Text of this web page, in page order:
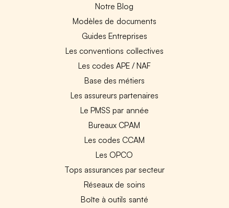
Notre Blog
Modèles de documents
Guides Entreprises
Les conventions collectives
Les codes APE / NAF
Base des métiers
Les assureurs partenaires
Le PMSS par année
Bureaux CPAM
Les codes CCAM
Les OPCO
Tops assurances par secteur
Réseaux de soins
Boîte à outils santé